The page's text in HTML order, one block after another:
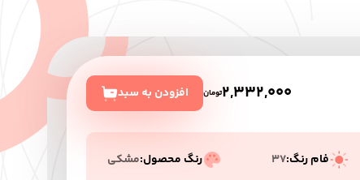
2,332,000تومان افزودن به سبد
فام رنگ:37 رنگ محصول:مشکی